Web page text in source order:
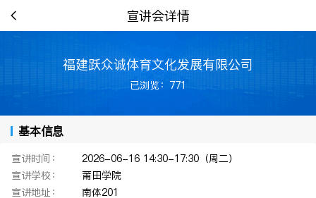
宣讲会详情
福建跃众诚体育文化发展有限公司
已浏览：771
基本信息
宣讲时间：
2026-06-16 14:30-17:30（周二）
宣讲学校：
莆田学院
宣讲地址：
南体201